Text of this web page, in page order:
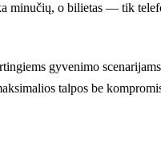
o bilietas — tik
gyvenimo
talpos be